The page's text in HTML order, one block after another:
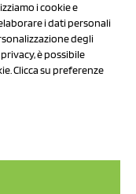
i.v.
i cookie e
i dati personali
degli
è possibile
Clicca su preferenze